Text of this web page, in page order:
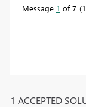
Message 1 of 7
1 ACCEPTED